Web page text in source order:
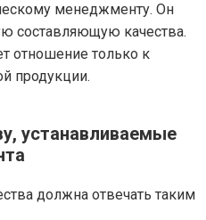
менеджменту. Он
составляющую качества.
отношение только к
продукции.
устанавливаемые
должна отвечать таким